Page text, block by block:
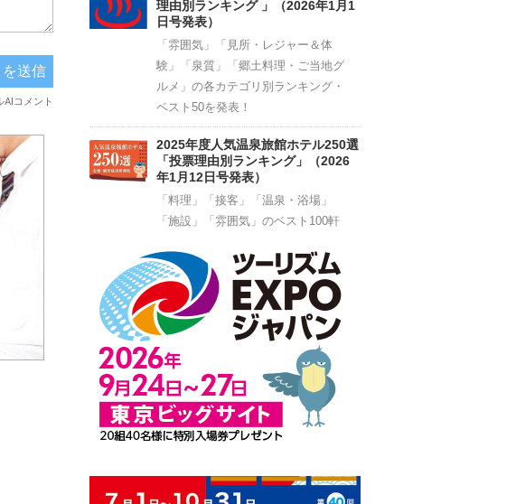
理由別ランキング 」（2026年1月1
日号発表）
「雰囲気」「見所・レジャー＆体
験」「泉質」「郷土料理・ご当地グ
ルメ」の各カテゴリ別ランキング・
ベスト50を発表！
2025年度人気温泉旅館ホテル250選
「投票理由別ランキング」（2026
年1月12日号発表）
「料理」「接客」「温泉・浴場」
「施設」「雰囲気」のベスト100軒